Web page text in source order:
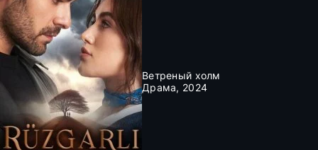
Ветреный холм
Драма, 2024